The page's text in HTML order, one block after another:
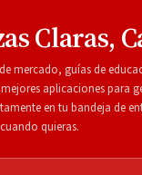
Claras,
mercado, guías de
aplicaciones para
en tu bandeja de
quieras.